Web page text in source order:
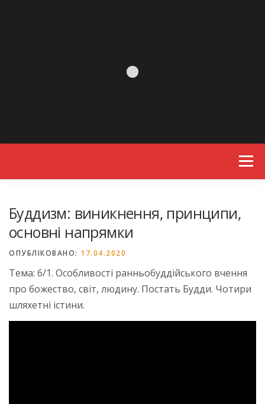
Menu
Буддизм: виникнення, принципи,
основні напрямки
ОПУБЛІКОВАНО: 17.04.2020
Тема: 6/1. Особливості ранньобуддійського вчення
про божество, світ, людину. Постать Будди. Чотири
шляхетні істини.